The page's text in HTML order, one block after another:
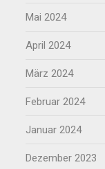
Mai 2024
April 2024
März 2024
Februar 2024
Januar 2024
Dezember 2023